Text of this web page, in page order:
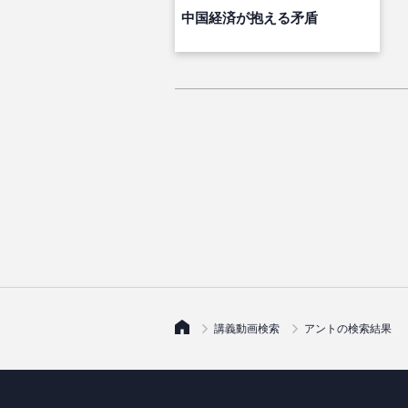
中国経済が抱える矛盾
講義動画検索 アントの検索結果